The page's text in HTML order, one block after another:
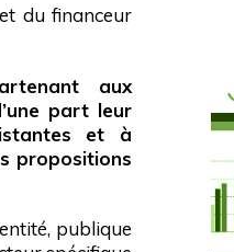
du financeur
aux
part leur
et à
propositions
publique